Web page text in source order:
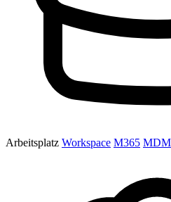
Arbeitsplatz Workspace M365 MDM